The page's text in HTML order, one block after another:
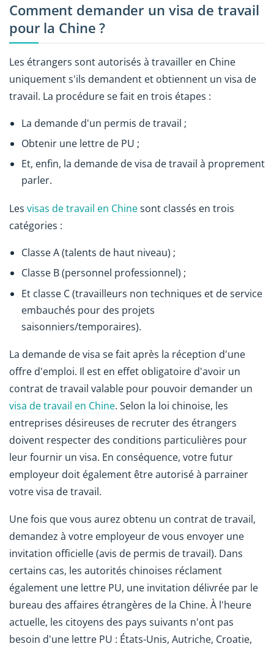
Comment demander un visa de travail
pour la Chine ?
Les étrangers sont autorisés à travailler en Chine
uniquement s'ils demandent et obtiennent un visa de
travail. La procédure se fait en trois étapes :
La demande d'un permis de travail ;
Obtenir une lettre de PU ;
Et, enfin, la demande de visa de travail à proprement
parler.
Les visas de travail en Chinesont classés en trois
catégories :
Classe A (talents de haut niveau) ;
Classe B (personnel professionnel) ;
Et classe C (travailleurs non techniques et de service
embauchés pour des projets
saisonniers/temporaires).
La demande de visa se fait après la réception d'une
offre d'emploi. Il est en effet obligatoire d'avoir un
contrat de travail valable pour pouvoir demander un
visa de travail en Chine. Selon la loi chinoise, les
entreprises désireuses de recruter des étrangers
doivent respecter des conditions particulières pour
leur fournir un visa. En conséquence, votre futur
employeur doit également être autorisé à parrainer
votre visa de travail.
Une fois que vous aurez obtenu un contrat de travail,
demandez à votre employeur de vous envoyer une
invitation officielle (avis de permis de travail). Dans
certains cas, les autorités chinoises réclament
également une lettre PU, une invitation délivrée par le
bureau des affaires étrangères de la Chine. À l'heure
actuelle, les citoyens des pays suivants n'ont pas
besoin d'une lettre PU : États-Unis, Autriche, Croatie,